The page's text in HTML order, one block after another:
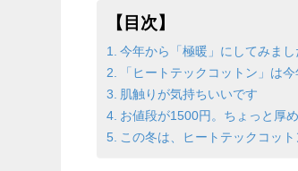
【目次】
今年から「極暖」にしてみまし
「ヒートテックコットン」は
肌触りが気持ちいいです
お値段が1500円。ちょっと厚
この冬は、ヒートテックコッ